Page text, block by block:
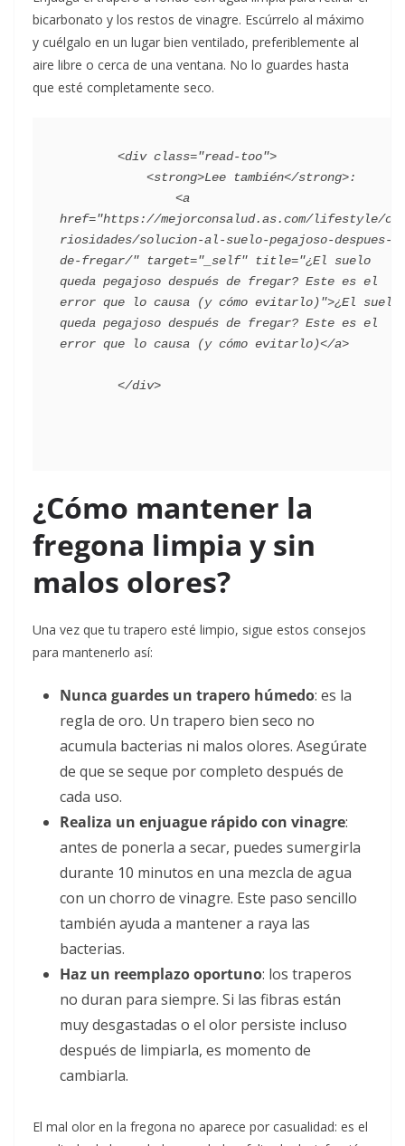
bicarbonato y los restos de vinagre. Escúrrelo al máximo
y cuélgalo en un lugar bien ventilado, preferiblemente al
aire libre o cerca de una ventana. No lo guardes hasta
que esté completamente seco.
href="https://mejorconsalud.as.com/lifestyle/cu
riosidades/solucion-al-suelo-pegajoso-despues-
de-fregar/" target="_self" title="¿El suelo
queda pegajoso después de fregar? Este es el
error que lo causa (y cómo evitarlo)">¿El suelo
queda pegajoso después de fregar? Este es el
error que lo causa (y cómo evitarlo)</a>
¿Cómo mantener la
fregona limpia y sin
malos olores?
Una vez que tu trapero esté limpio, sigue estos consejos
para mantenerlo así:
Nunca guardes un trapero húmedo: es la
regla de oro. Un trapero bien seco no
acumula bacterias ni malos olores. Asegúrate
de que se seque por completo después de
cada uso.
Realiza un enjuague rápido con vinagre:
antes de ponerla a secar, puedes sumergirla
durante 10 minutos en una mezcla de agua
con un chorro de vinagre. Este paso sencillo
también ayuda a mantener a raya las
bacterias.
Haz un reemplazo oportuno: los traperos
no duran para siempre. Si las fibras están
muy desgastadas o el olor persiste incluso
después de limpiarla, es momento de
cambiarla.
El mal olor en la fregona no aparece por casualidad: es el